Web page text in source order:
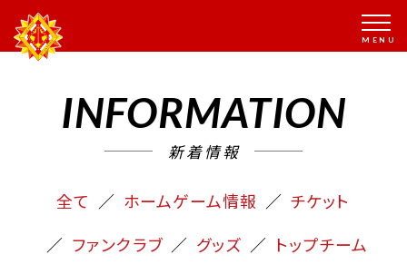
INFORMATION
新着情報
全て ホームゲーム情報
チケット
ファンクラブ
グッズ
トップチーム